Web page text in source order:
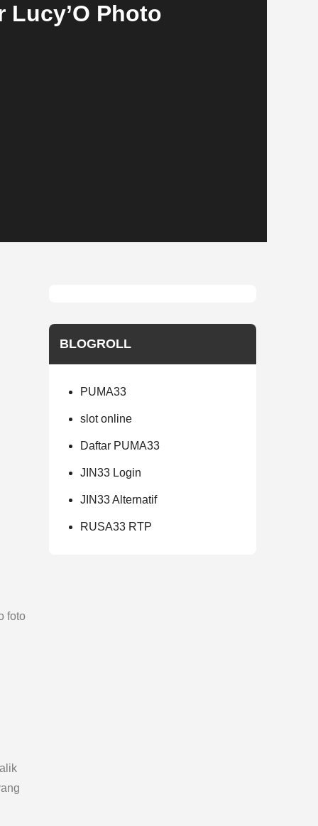
Photo
foto
BLOGROLL
PUMA33
slot online
Daftar PUMA33
JIN33 Login
JIN33 Alternatif
RUSA33 RTP